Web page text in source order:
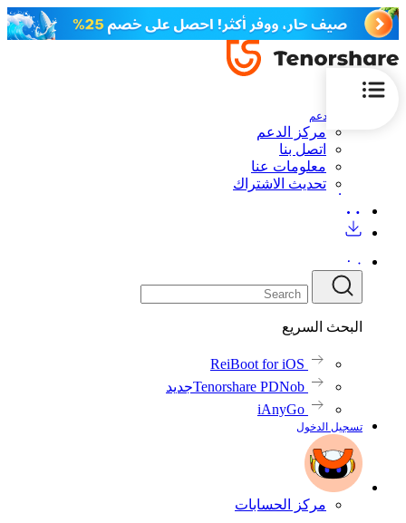
الدعم
مركز الدعم
اتصل بنا
معلومات عنا
تحديث الاشتراك
البحث السريع
ReiBoot for iOS
Tenorshare PDNobجديد
iAnyGo
تسجيل الدخول
مركز الحسابات